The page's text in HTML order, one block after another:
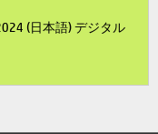
(日本語) デジタル